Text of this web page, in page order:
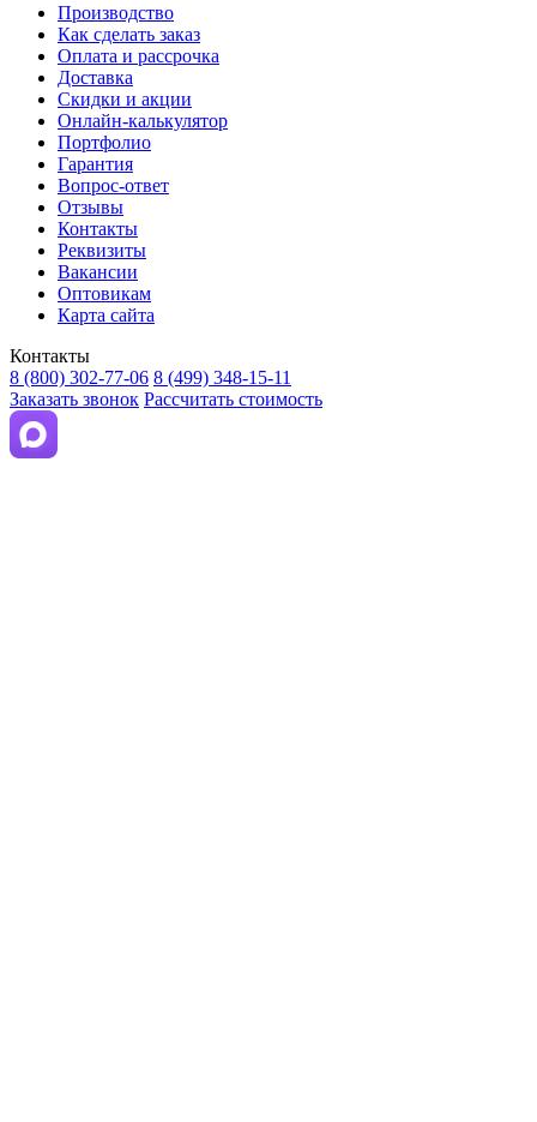
Производство
Как сделать заказ
Оплата и рассрочка
Доставка
Скидки и акции
Онлайн-калькулятор
Портфолио
Гарантия
Вопрос-ответ
Отзывы
Контакты
Реквизиты
Вакансии
Оптовикам
Карта сайта
Контакты
8 (800) 302-77-06 8 (499) 348-15-11
Заказать звонок Рассчитать стоимость